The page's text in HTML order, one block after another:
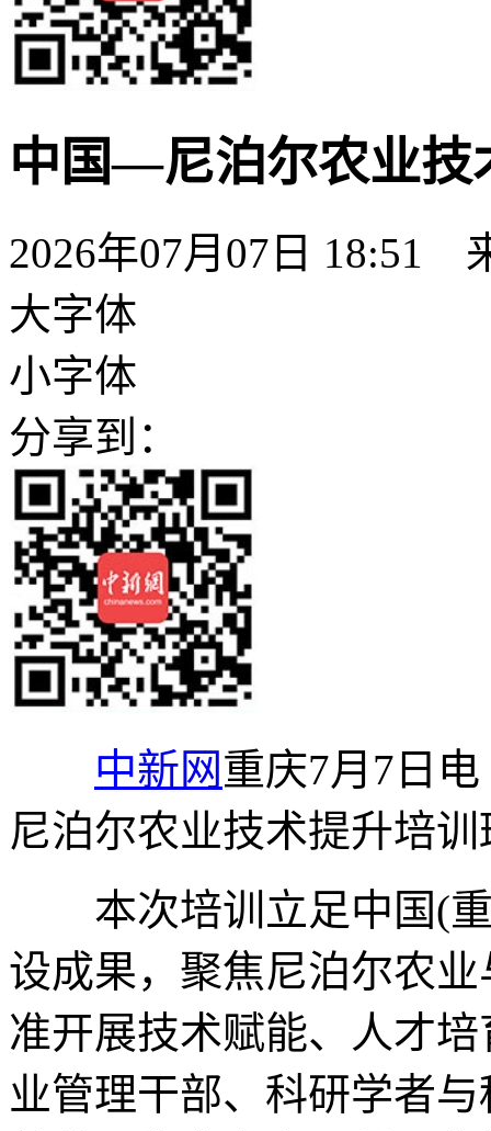
中国—尼泊尔农业技
2026年07月07日 18:51
大字体
小字体
分享到：
中新网重庆7月7日
尼泊尔农业技术提升培
本次培训立足中国(重
设成果，聚焦尼泊尔农
准开展技术赋能、人才
业管理干部、科研学者